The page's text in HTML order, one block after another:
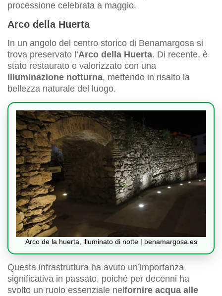
processione celebrata a maggio.
Arco della Huerta
In un angolo del centro storico di Benamargosa si
trova preservato l’Arco della Huerta. Di recente, è
stato restaurato e valorizzato con una
illuminazione notturna, mettendo in risalto la
bellezza naturale del luogo.
Arco de la huerta, illuminato di notte | benamargosa.es
Questa infrastruttura ha avuto un’importanza
significativa in passato, poiché per decenni ha
svolto un ruolo essenziale nel fornire acqua alle